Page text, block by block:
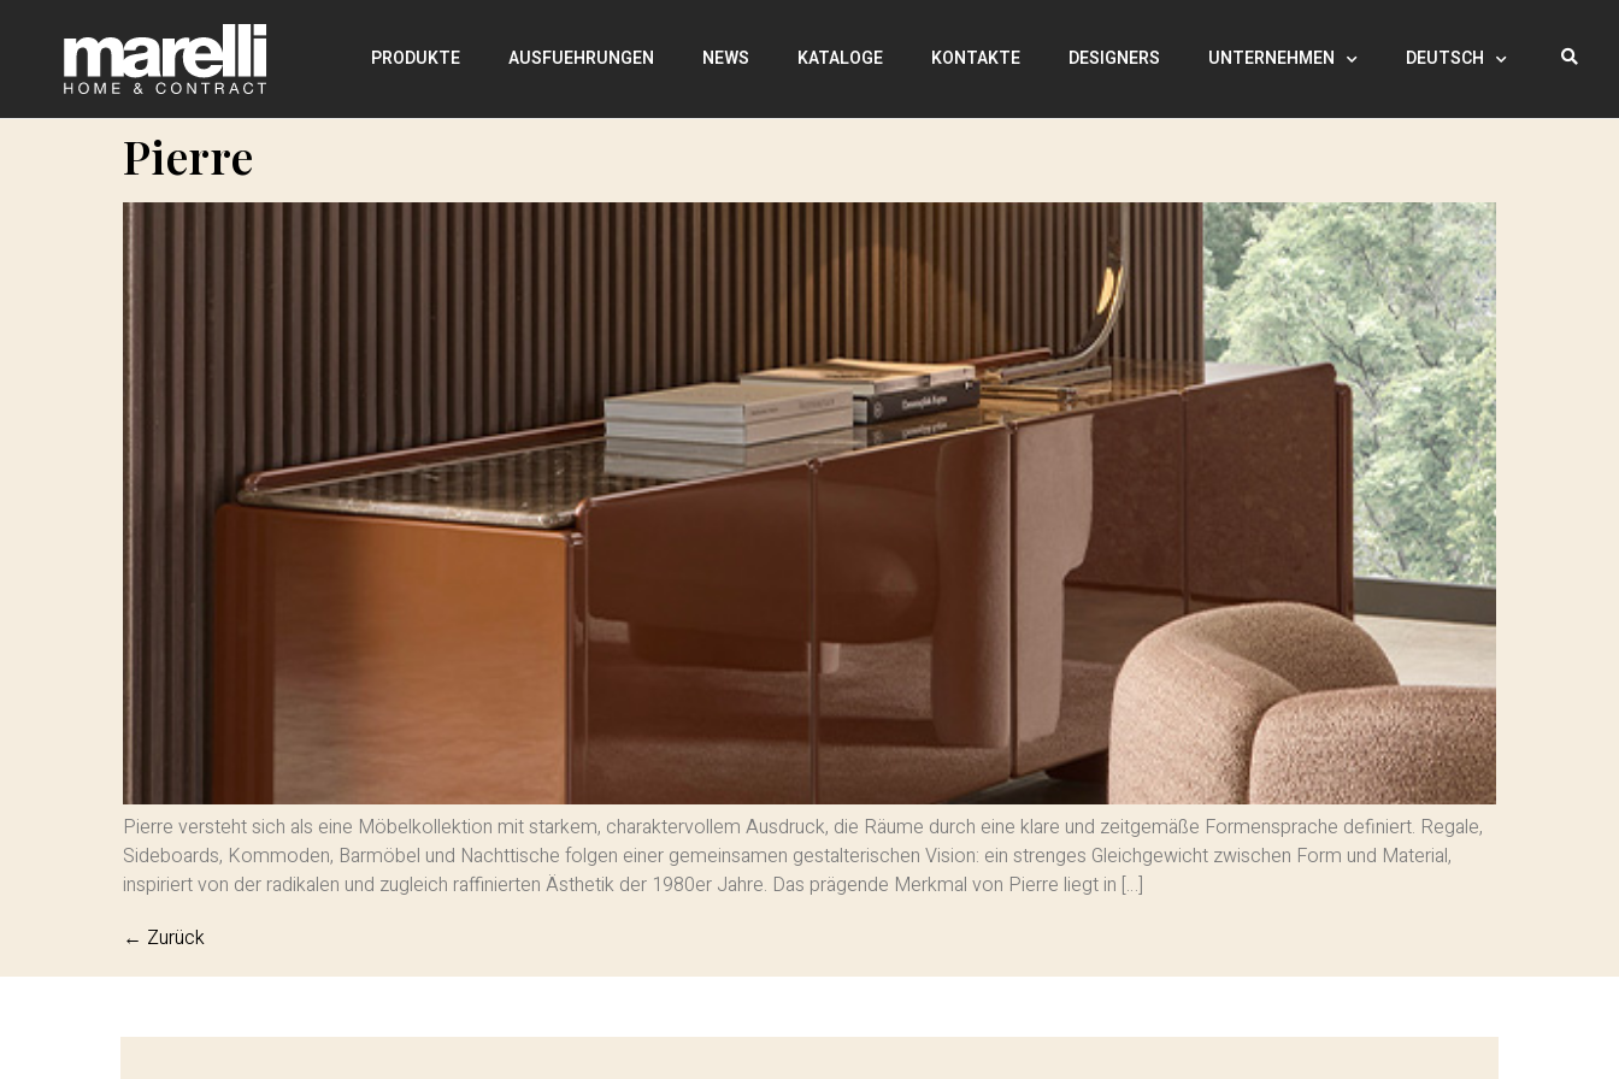
PRODUKTE AUSFUEHRUNGEN NEWS KATALOGE KONTAKTE DESIGNERS UNTERNEHMEN DEUTSCH
Pierre
Pierre versteht sich als eine Möbelkollektion mit starkem, charaktervollem Ausdruck, die Räume durch eine klare und zeitgemäße Formensprache definiert. Regale,
Sideboards, Kommoden, Barmöbel und Nachttische folgen einer gemeinsamen gestalterischen Vision: ein strenges Gleichgewicht zwischen Form und Material,
inspiriert von der radikalen und zugleich raffinierten Ästhetik der 1980er Jahre. Das prägende Merkmal von Pierre liegt in […]
← Zurück